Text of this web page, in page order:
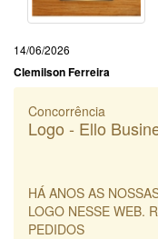
14/06/2026
Clemilson Ferreira
Concorrência
Logo - Ello
HÁ ANOS AS
LOGO NESSE WEB.
PEDIDOS